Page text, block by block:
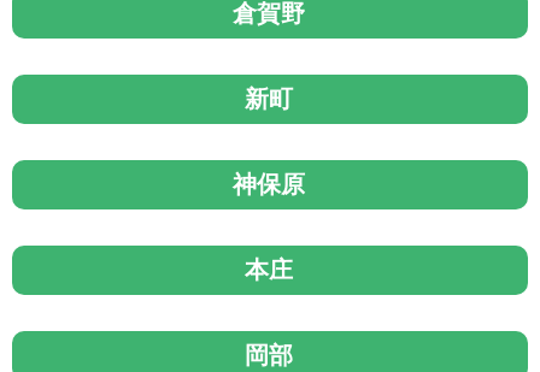
倉賀野
新町
神保原
本庄
岡部